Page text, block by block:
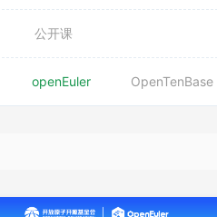
公开课
openEuler OpenTenBase